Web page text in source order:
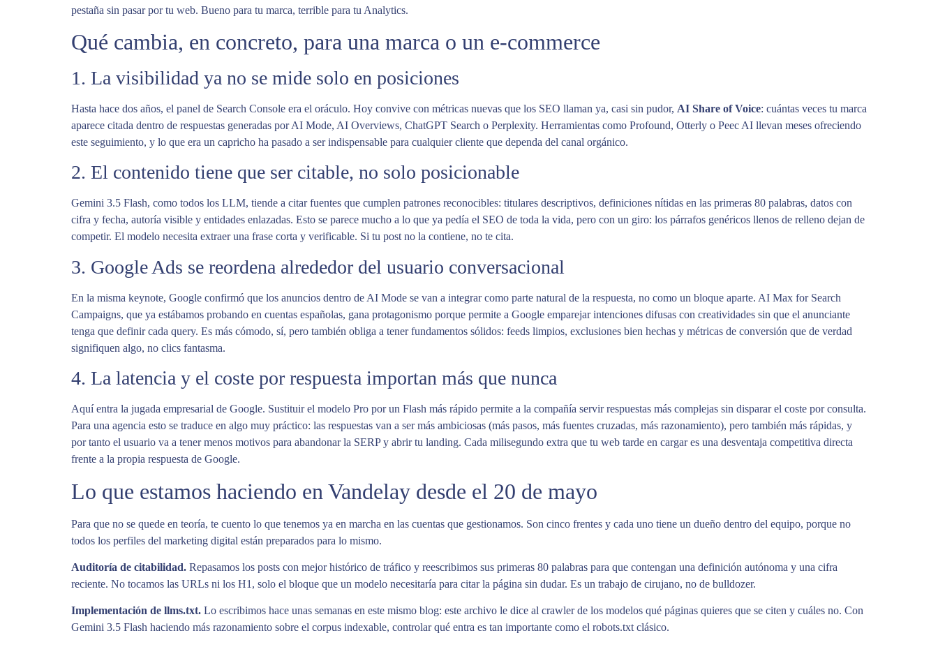
pestaña sin pasar por tu web. Bueno para tu marca, terrible para tu Analytics.
Qué cambia, en concreto, para una marca o un e-commerce
1. La visibilidad ya no se mide solo en posiciones
Hasta hace dos años, el panel de Search Console era el oráculo. Hoy convive con métricas nuevas que los SEO llaman ya, casi sin pudor, AI Share of Voice: cuántas veces tu marca
aparece citada dentro de respuestas generadas por AI Mode, AI Overviews, ChatGPT Search o Perplexity. Herramientas como Profound, Otterly o Peec AI llevan meses ofreciendo
este seguimiento, y lo que era un capricho ha pasado a ser indispensable para cualquier cliente que dependa del canal orgánico.
2. El contenido tiene que ser citable, no solo posicionable
Gemini 3.5 Flash, como todos los LLM, tiende a citar fuentes que cumplen patrones reconocibles: titulares descriptivos, definiciones nítidas en las primeras 80 palabras, datos con
cifra y fecha, autoría visible y entidades enlazadas. Esto se parece mucho a lo que ya pedía el SEO de toda la vida, pero con un giro: los párrafos genéricos llenos de relleno dejan de
competir. El modelo necesita extraer una frase corta y verificable. Si tu post no la contiene, no te cita.
3. Google Ads se reordena alrededor del usuario conversacional
En la misma keynote, Google confirmó que los anuncios dentro de AI Mode se van a integrar como parte natural de la respuesta, no como un bloque aparte. AI Max for Search
Campaigns, que ya estábamos probando en cuentas españolas, gana protagonismo porque permite a Google emparejar intenciones difusas con creatividades sin que el anunciante
tenga que definir cada query. Es más cómodo, sí, pero también obliga a tener fundamentos sólidos: feeds limpios, exclusiones bien hechas y métricas de conversión que de verdad
signifiquen algo, no clics fantasma.
4. La latencia y el coste por respuesta importan más que nunca
Aquí entra la jugada empresarial de Google. Sustituir el modelo Pro por un Flash más rápido permite a la compañía servir respuestas más complejas sin disparar el coste por consulta.
Para una agencia esto se traduce en algo muy práctico: las respuestas van a ser más ambiciosas (más pasos, más fuentes cruzadas, más razonamiento), pero también más rápidas, y
por tanto el usuario va a tener menos motivos para abandonar la SERP y abrir tu landing. Cada milisegundo extra que tu web tarde en cargar es una desventaja competitiva directa
frente a la propia respuesta de Google.
Lo que estamos haciendo en Vandelay desde el 20 de mayo
Para que no se quede en teoría, te cuento lo que tenemos ya en marcha en las cuentas que gestionamos. Son cinco frentes y cada uno tiene un dueño dentro del equipo, porque no
todos los perfiles del marketing digital están preparados para lo mismo.
Auditoría de citabilidad. Repasamos los posts con mejor histórico de tráfico y reescribimos sus primeras 80 palabras para que contengan una definición autónoma y una cifra
reciente. No tocamos las URLs ni los H1, solo el bloque que un modelo necesitaría para citar la página sin dudar. Es un trabajo de cirujano, no de bulldozer.
Implementación de llms.txt. Lo escribimos hace unas semanas en este mismo blog: este archivo le dice al crawler de los modelos qué páginas quieres que se citen y cuáles no. Con
Gemini 3.5 Flash haciendo más razonamiento sobre el corpus indexable, controlar qué entra es tan importante como el robots.txt clásico.